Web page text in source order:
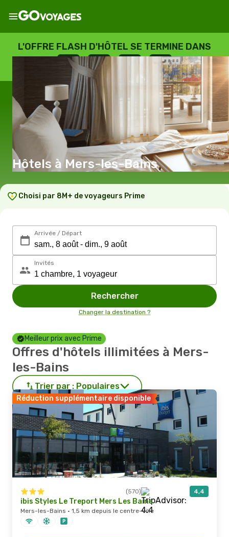
L'OFFRE FLASH D'HÔTEL SE TERMINE DANS
--
JOURS
: --
HEURES
: --
SECONDES
Hôtels à Mers-les-Bains
Choisi par 8M+ de voyageurs Prime
Arrivée / Départ
Invités
Rechercher
Changer la destination ?
Meilleur prix avec Prime
Offres d'hôtels illimitées à Mers-
les-Bains
Trier par : Populaires
Réduction supplémentaire disponible
(570) 4,4
ibis Styles Le Treport Mers Les Bains
Mers-les-Bains · 1,5 km depuis le centre-ville